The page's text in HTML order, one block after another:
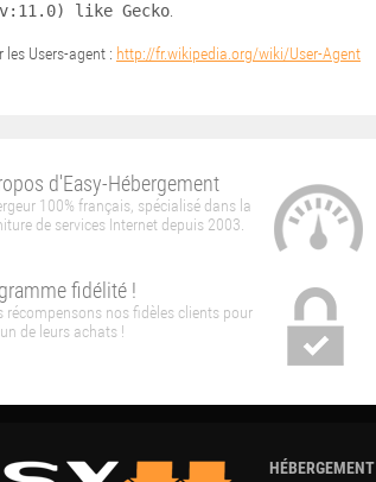
like Gecko.
les Users-agent : http://fr.wikipedia.org/wiki/User-Agent
d'Easy-Hébergement
100% français, spécialisé dans la
de services Internet depuis 2003.
fidélité !
récompensons nos fidèles clients pour
de leurs achats !
HÉBERGEMENT